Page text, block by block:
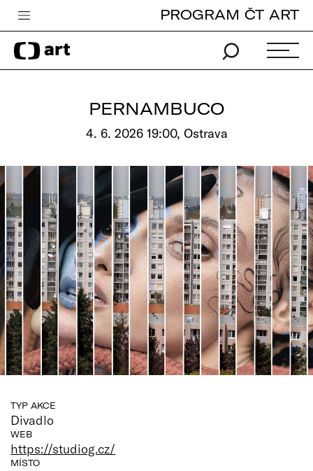
Česká televize
Zpravodajství
Pro děti
edu
Vše o ČT
PROGRAM ČT ART
PERNAMBUCO
4. 6. 2026 19:00, Ostrava
TYP AKCE
Divadlo
WEB
https://studiog.cz/
MÍSTO